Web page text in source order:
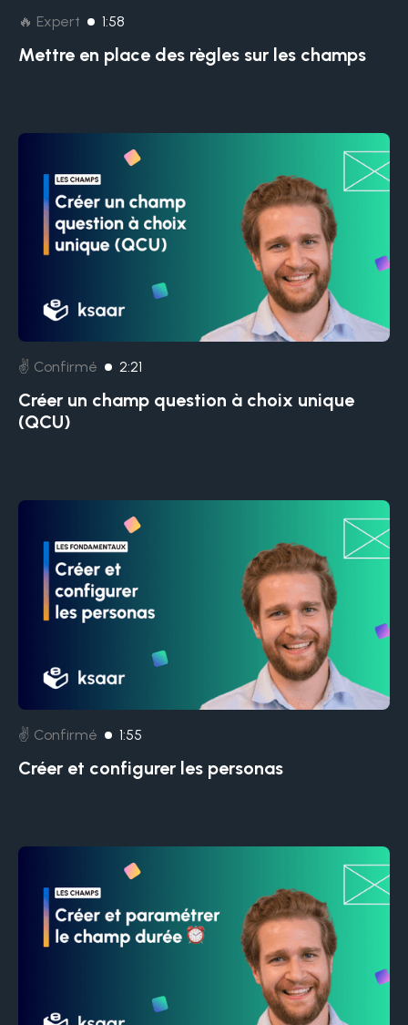
🔥 Expert 1:58
Mettre en place des règles sur les champs
✌️ Confirmé 2:21
Créer un champ question à choix unique
(QCU)
✌️ Confirmé 1:55
Créer et configurer les personas